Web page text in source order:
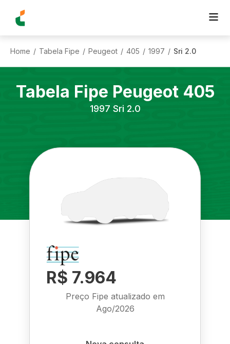
Home / Tabela Fipe / Peugeot / 405 / 1997 / Sri 2.0
Tabela Fipe Peugeot 405
1997 Sri 2.0
R$ 7.964
Preço Fipe atualizado em
Ago/2026